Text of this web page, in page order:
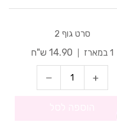
סרט גוף 2
1 במארז
14.90 ש"ח